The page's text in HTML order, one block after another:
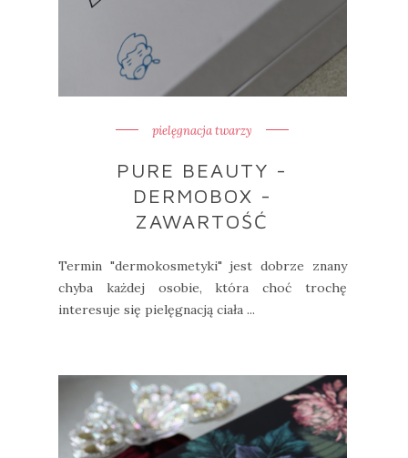
pielęgnacja twarzy
PURE BEAUTY -
DERMOBOX -
ZAWARTOŚĆ
Termin "dermokosmetyki" jest dobrze znany
chyba każdej osobie, która choć trochę
interesuje się pielęgnacją ciała ...